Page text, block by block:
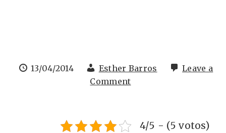
13/04/2014 Esther Barros
Leave a
Comment
4/5 - (5 votos)